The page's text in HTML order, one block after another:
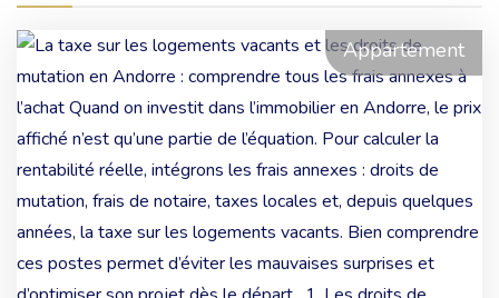
Appartement